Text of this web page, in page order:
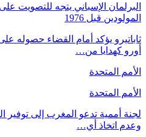
البرلمان الإسباني يتجه للتصويت
المولودين قبل 1976
أورو كهدايا من…
الأمم المتحدة
الأمم المتحدة
لجنة أممية تدعو المغرب إلى توفير
وعدم اتخاذ أي…